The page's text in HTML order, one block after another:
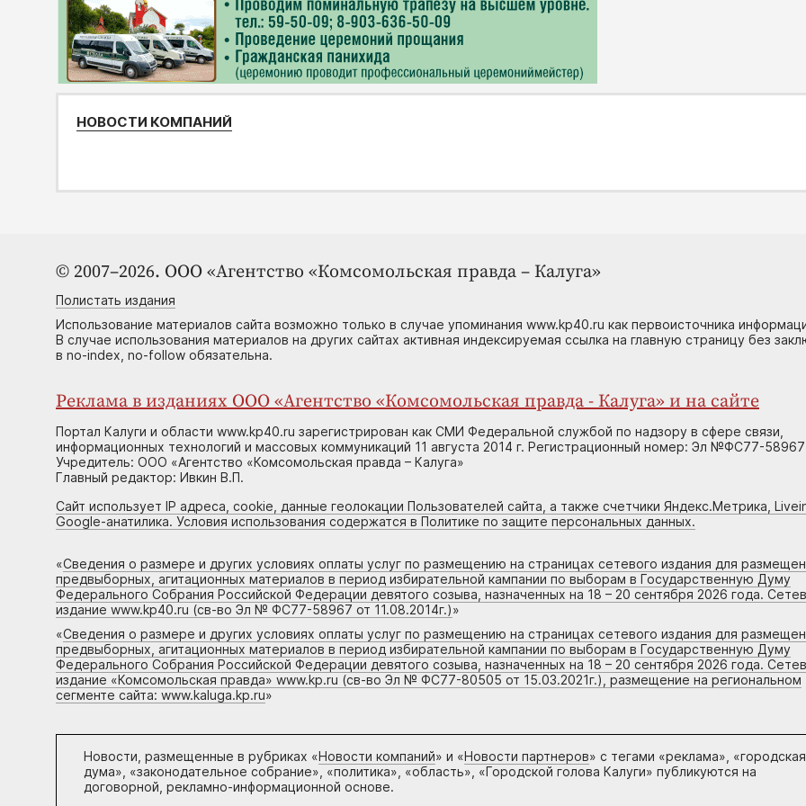
НОВОСТИ КОМПАНИЙ
© 2007–2026. ООО «Агентство «Комсомольская правда – Калуга»
Полистать издания
Использование материалов сайта возможно только в случае упоминания www.kp40.ru как первоисточника
В случае использования материалов на других сайтах активная индексируемая ссылка на главную страницу без
в no-index, no-follow обязательна.
Реклама в изданиях ООО «Агентство «Комсомольская правда - Калуга» и на сайте
Портал Калуги и области www.kp40.ru зарегистрирован как СМИ Федеральной службой по надзору в сфере связи,
информационных технологий и массовых коммуникаций 11 августа 2014 г. Регистрационный номер: Эл №ФС77-58967
Учредитель: ООО «Агентство «Комсомольская правда – Калуга»
Главный редактор: Ивкин В.П.
Сайт использует IP адреса, cookie, данные геолокации Пользователей сайта, а также счетчики Яндекс.Метрика,
Google-анатилика. Условия использования содержатся в Политике по защите персональных данных.
«Сведения о размере и других условиях оплаты услуг по размещению на страницах сетевого издания для
предвыборных, агитационных материалов в период избирательной кампании по выборам в Государственную Думу
Федерального Собрания Российской Федерации девятого созыва, назначенных на 18 – 20 сентября 2026 года.
издание www.kp40.ru (св-во Эл № ФС77-58967 от 11.08.2014г.)»
«Сведения о размере и других условиях оплаты услуг по размещению на страницах сетевого издания для
предвыборных, агитационных материалов в период избирательной кампании по выборам в Государственную Думу
Федерального Собрания Российской Федерации девятого созыва, назначенных на 18 – 20 сентября 2026 года.
издание «Комсомольская правда» www.kp.ru (св-во Эл № ФС77-80505 от 15.03.2021г.), размещение на региональном
сегменте сайта: www.kaluga.kp.ru»
Новости, размещенные в рубриках «Новости компаний» и «Новости партнеров» с тегами «реклама», «городская
дума», «законодательное собрание», «политика», «область», «Городской голова Калуги» публикуются на
договорной, рекламно-информационной основе.